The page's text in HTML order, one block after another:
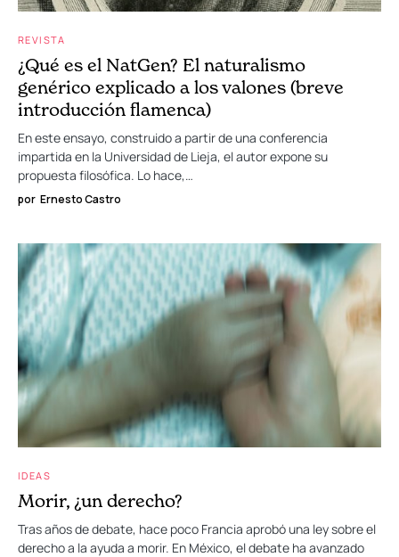
REVISTA
¿Qué es el NatGen? El naturalismo
genérico explicado a los valones (breve
introducción flamenca)
En este ensayo, construido a partir de una conferencia
impartida en la Universidad de Lieja, el autor expone su
propuesta filosófica. Lo hace,…
por Ernesto Castro
IDEAS
Morir, ¿un derecho?
Tras años de debate, hace poco Francia aprobó una ley sobre el
derecho a la ayuda a morir. En México, el debate ha avanzado